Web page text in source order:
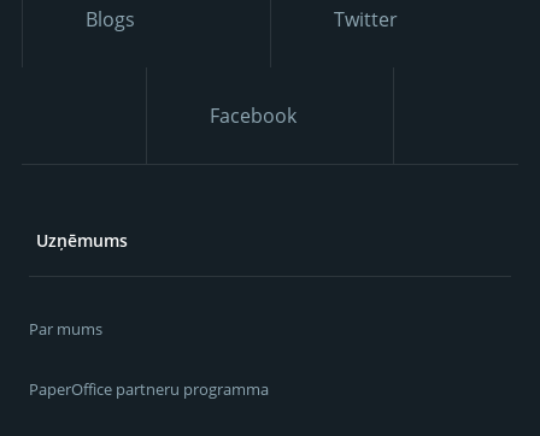
Blogs Twitter
Facebook
Uzņēmums
Par mums
PaperOffice partneru programma